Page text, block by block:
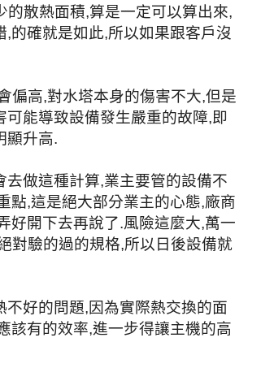
散熱面積,算是一定可以算出來,
的確就是如此,所以如果跟客戶沒
偏高,對水塔本身的傷害不大,但是
能導致設備發生嚴重的故障,即
顯升高.
做這種計算,業主要管的設備不
點,這是絕大部分業主的心態,廠商
好開下去再說了.風險這麼大,萬一
對驗的過的規格,所以日後設備就
好的問題,因為實際熱交換的面
該有的效率,進一步得讓主機的高